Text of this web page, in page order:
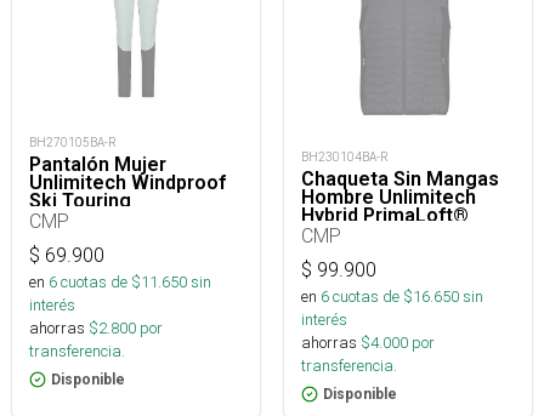
BH270105BA-R
Pantalón Mujer
Unlimitech Windproof
Ski Touring
CMP
$ 69.900
en 6cuotas de $11.650sin
interés
ahorras $2.800 por
transferencia.
Disponible
BH230104BA-R
Chaqueta Sin Mangas
Hombre Unlimitech
Hybrid PrimaLoft®
CMP
$ 99.900
en 6cuotas de $16.650sin
interés
ahorras $4.000 por
transferencia.
Disponible